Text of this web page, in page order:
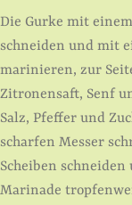
Die Gurke mit
schneiden und mit
marinieren, zur
Zitronensaft, Senf
Salz, Pfeffer und
scharfen Messer
Scheiben
Marinade